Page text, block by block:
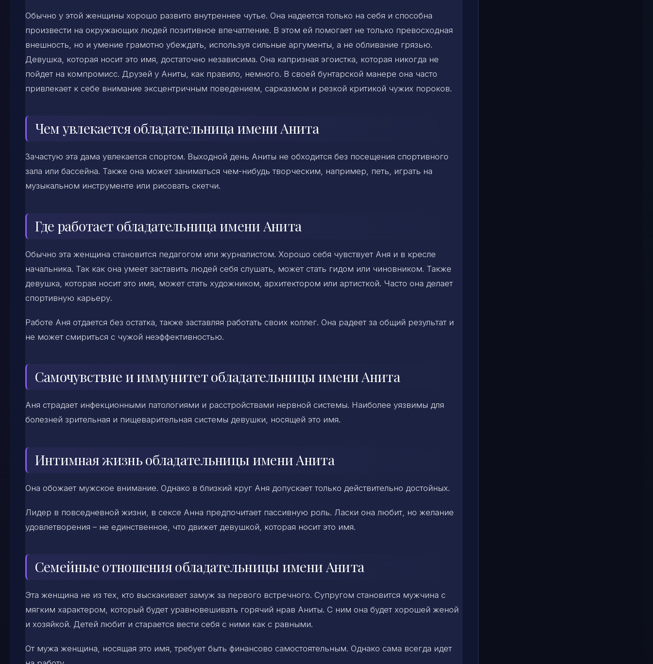
Обычно у этой женщины хорошо развито внутреннее чутье. Она надеется только на себя и способна
произвести на окружающих людей позитивное впечатление. В этом ей помогает не только превосходная
внешность, но и умение грамотно убеждать, используя сильные аргументы, а не обливание грязью.
Девушка, которая носит это имя, достаточно независима. Она капризная эгоистка, которая никогда не
пойдет на компромисс. Друзей у Аниты, как правило, немного. В своей бунтарской манере она часто
привлекает к себе внимание эксцентричным поведением, сарказмом и резкой критикой чужих пороков.
Чем увлекается обладательница имени Анита
Зачастую эта дама увлекается спортом. Выходной день Аниты не обходится без посещения спортивного
зала или бассейна. Также она может заниматься чем-нибудь творческим, например, петь, играть на
музыкальном инструменте или рисовать скетчи.
Где работает обладательница имени Анита
Обычно эта женщина становится педагогом или журналистом. Хорошо себя чувствует Аня и в кресле
начальника. Так как она умеет заставить людей себя слушать, может стать гидом или чиновником. Также
девушка, которая носит это имя, может стать художником, архитектором или артисткой. Часто она делает
спортивную карьеру.
Работе Аня отдается без остатка, также заставляя работать своих коллег. Она радеет за общий результат и
не может смириться с чужой неэффективностью.
Самочувствие и иммунитет обладательницы имени Анита
Аня страдает инфекционными патологиями и расстройствами нервной системы. Наиболее уязвимы для
болезней зрительная и пищеварительная системы девушки, носящей это имя.
Интимная жизнь обладательницы имени Анита
Она обожает мужское внимание. Однако в близкий круг Аня допускает только действительно достойных.
Лидер в повседневной жизни, в сексе Анна предпочитает пассивную роль. Ласки она любит, но желание
удовлетворения – не единственное, что движет девушкой, которая носит это имя.
Семейные отношения обладательницы имени Анита
Эта женщина не из тех, кто выскакивает замуж за первого встречного. Супругом становится мужчина с
мягким характером, который будет уравновешивать горячий нрав Аниты. С ним она будет хорошей женой
и хозяйкой. Детей любит и старается вести себя с ними как с равными.
От мужа женщина, носящая это имя, требует быть финансово самостоятельным. Однако сама всегда идет